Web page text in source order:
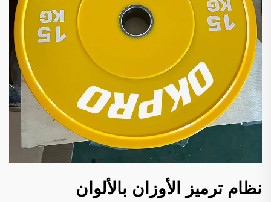
نظام ترميز الأوزان بالألوان